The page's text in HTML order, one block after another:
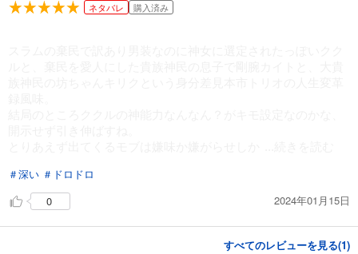
ネタバレ 購入済み
＃深い ＃ドロドロ
0
2024年01月15日
すべてのレビューを見る(1)